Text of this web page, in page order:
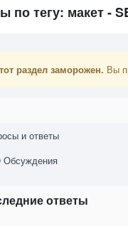
по тегу: макет -
раздел заморожен. Вы
и ответы
Обсуждения
ответы